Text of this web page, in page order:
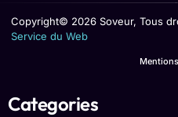
Copyright© 2026 Soveur, Tous
Service du Web
Categories